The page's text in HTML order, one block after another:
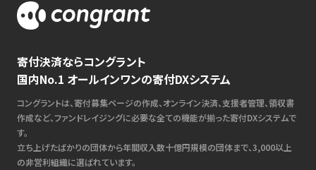
寄付決済ならコングラント
国内No.1 オールインワンの寄付DXシステム
コングラントは、寄付募集ページの作成、オンライン決済、支援者管理、領収書
作成など、ファンドレイジングに必要な全ての機能が揃った寄付DXシステムで
す。
立ち上げたばかりの団体から年間収入数十億円規模の団体まで、3,000以上
の非営利組織に選ばれています。